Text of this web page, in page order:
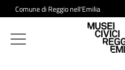
Salta al contenuto
Comune di Reggio nell'Emilia
Musei